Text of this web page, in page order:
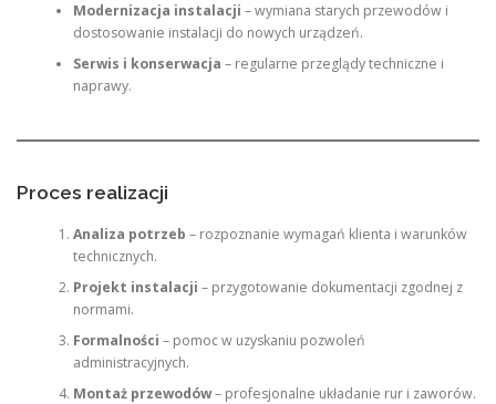
Modernizacja instalacji – wymiana starych przewodów i
dostosowanie instalacji do nowych urządzeń.
Serwis i konserwacja – regularne przeglądy techniczne i
naprawy.
Proces realizacji
Analiza potrzeb – rozpoznanie wymagań klienta i warunków
technicznych.
Projekt instalacji – przygotowanie dokumentacji zgodnej z
normami.
Formalności – pomoc w uzyskaniu pozwoleń
administracyjnych.
Montaż przewodów– profesjonalne układanie rur i zaworów.